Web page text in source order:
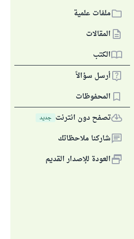
ملفات علمية
المقالات
الكتب
أرسل سؤالاً
المحفوظات
تصفح دون انترنت جديد
شاركنا ملاحظاتك
العودة للإصدار القديم